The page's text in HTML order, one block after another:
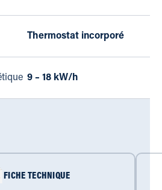
Thermostat incorporé
9 – 18 kW/h
FICHE TECHNIQUE